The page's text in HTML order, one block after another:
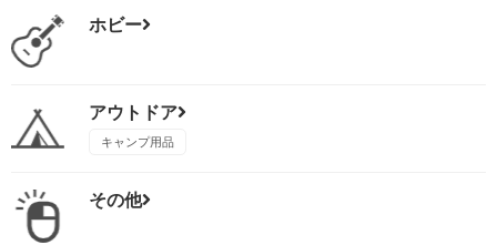
ホビー
アウトドア
キャンプ用品
その他